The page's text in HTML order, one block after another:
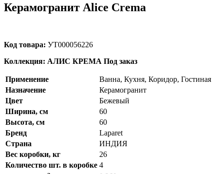
Керамогранит Alice Crema
Код товара: УТ000056226
Коллекция: АЛИС КРЕМА Под заказ
Применение
Ванна, Кухня, Коридор, Гостиная
Назначение
Керамогранит
Цвет
Бежевый
Ширина, см
60
Высота, см
60
Бренд
Laparet
Страна
ИНДИЯ
Вес коробки, кг
26
Количество шт. в коробке 4